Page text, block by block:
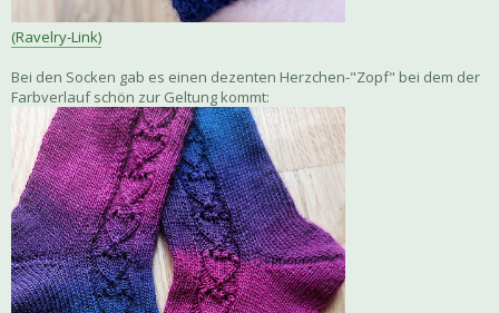
(Ravelry-Link)
Bei den Socken gab es einen dezenten Herzchen-"Zopf" bei dem der
Farbverlauf schön zur Geltung kommt: